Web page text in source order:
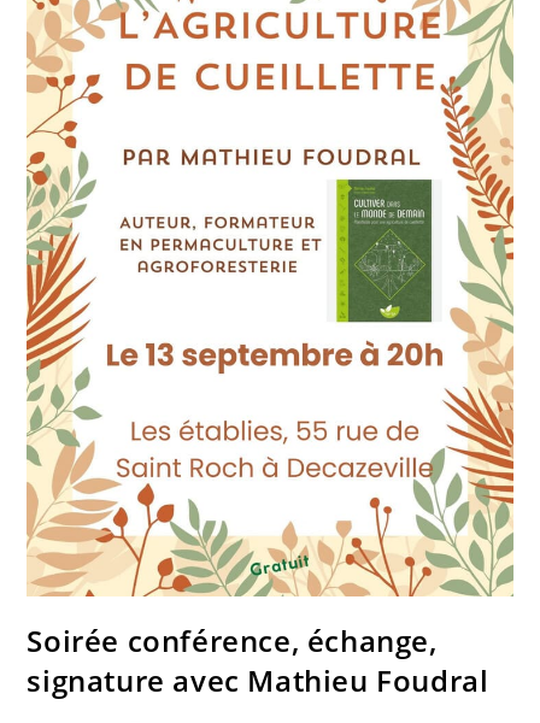
Soirée conférence, échange,
signature avec Mathieu Foudral